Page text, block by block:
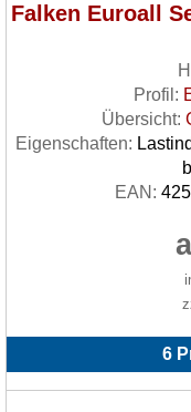
Falken Euroall
Profil:
Übersicht:
Eigenschaften:
EAN:
6